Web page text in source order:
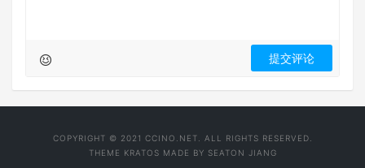
COPYRIGHT © 2021 CCINO.NET. ALL RIGHTS RESERVED.
THEME KRATOS MADE BY SEATON JIANG